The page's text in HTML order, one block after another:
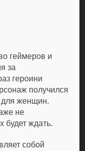
геймеров и
за
героини
получился
для женщин.
не
будет ждать.
собой